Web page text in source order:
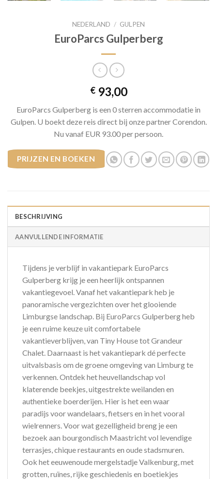
NEDERLAND / GULPEN
EuroParcs Gulperberg
€93,00
EuroParcs Gulperberg is een 0 sterren accommodatie in
Gulpen. U boekt deze reis direct bij onze partner Corendon.
Nu vanaf EUR 93.00 per persoon.
PRIJZEN EN BOEKEN
BESCHRIJVING
AANVULLENDE INFORMATIE
Tijdens je verblijf in vakantiepark EuroParcs
Gulperberg krijg je een heerlijk ontspannen
vakantiegevoel. Vanaf het vakantiepark heb je
panoramische vergezichten over het glooiende
Limburgse landschap. Bij EuroParcs Gulperberg heb
je een ruime keuze uit comfortabele
vakantieverblijven, van Tiny House tot Grandeur
Chalet. Daarnaast is het vakantiepark dé perfecte
uitvalsbasis om de groene omgeving van Limburg te
verkennen. Ontdek het heuvellandschap vol
klaterende beekjes, uitgestrekte weilanden en
authentieke boerderijen. Hier is het een waar
paradijs voor wandelaars, fietsers en in het vooral
wielrenners. Voor wat gezelligheid breng je een
bezoek aan bourgondisch Maastricht vol levendige
terrasjes, chique restaurants en oude stadsmuren.
Ook het eeuwenoude mergelstadje Valkenburg, met
grotten, ruïnes, rijke geschiedenis en boetiekjes